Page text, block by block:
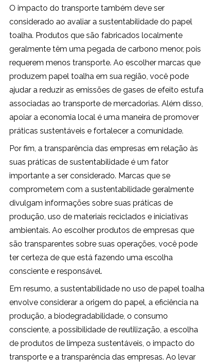
O impacto do transporte também deve ser
considerado ao avaliar a sustentabilidade do papel
toalha. Produtos que são fabricados localmente
geralmente têm uma pegada de carbono menor, pois
requerem menos transporte. Ao escolher marcas que
produzem papel toalha em sua região, você pode
ajudar a reduzir as emissões de gases de efeito estufa
associadas ao transporte de mercadorias. Além disso,
apoiar a economia local é uma maneira de promover
práticas sustentáveis e fortalecer a comunidade.
Por fim, a transparência das empresas em relação às
suas práticas de sustentabilidade é um fator
importante a ser considerado. Marcas que se
comprometem com a sustentabilidade geralmente
divulgam informações sobre suas práticas de
produção, uso de materiais reciclados e iniciativas
ambientais. Ao escolher produtos de empresas que
são transparentes sobre suas operações, você pode
ter certeza de que está fazendo uma escolha
consciente e responsável.
Em resumo, a sustentabilidade no uso de papel toalha
envolve considerar a origem do papel, a eficiência na
produção, a biodegradabilidade, o consumo
consciente, a possibilidade de reutilização, a escolha
de produtos de limpeza sustentáveis, o impacto do
transporte e a transparência das empresas. Ao levar